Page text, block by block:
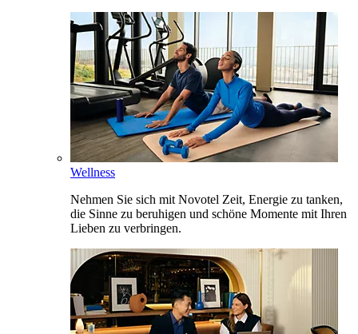
Wellness
Nehmen Sie sich mit Novotel Zeit, Energie zu tanken,
die Sinne zu beruhigen und schöne Momente mit Ihren
Lieben zu verbringen.